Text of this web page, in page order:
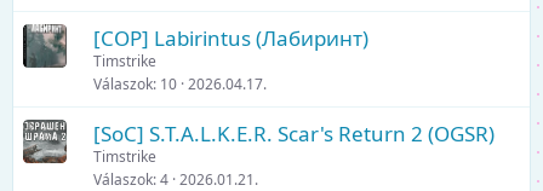
[COP] Labirintus (Лабиринт)
Timstrike
Válaszok 10 2026.04.17.
[SoC] S.T.A.L.K.E.R. Scar's Return 2 (OGSR)
Timstrike
Válaszok 4 2026.01.21.